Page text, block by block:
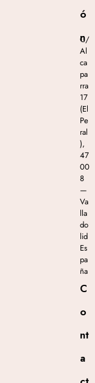
ó
n
C/
Al
ca
pa
rra
17
(El
Pe
ral
),
47
00
8
—
Va
lla
do
lid
Es
pa
ña
C
o
nt
a